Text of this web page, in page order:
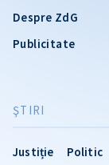
Despre ZdG
Publicitate
ŞTIRI
Justiție Politic